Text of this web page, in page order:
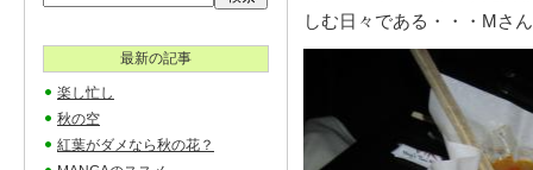
しむ日々である・・・Mさ
最新の記事
楽し忙し
秋の空
紅葉がダメなら秋の花？